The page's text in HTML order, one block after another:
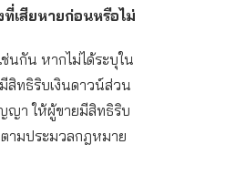
เสียหายก่อนหรือไม่
นกัน หากไม่ได้ระบุใน
สิทธิริบเงินดาวน์ส่วน
ญา ให้ผู้ขายมีสิทธิริบ
ตามประมวลกฎหมาย